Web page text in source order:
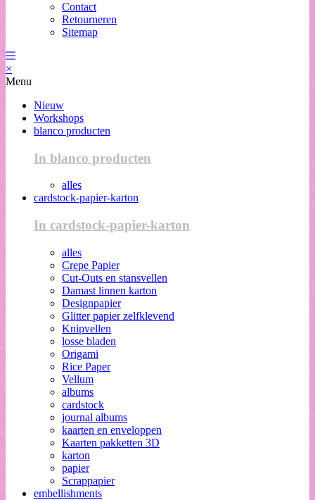
Contact
Retourneren
Sitemap
×
Menu
Nieuw
Workshops
blanco producten
In blanco producten
alles
cardstock-papier-karton
In cardstock-papier-karton
alles
Crepe Papier
Cut-Outs en stansvellen
Damast linnen karton
Designpapier
Glitter papier zelfklevend
Knipvellen
losse bladen
Origami
Rice Paper
Vellum
albums
cardstock
journal albums
kaarten en enveloppen
Kaarten pakketten 3D
karton
papier
Scrappapier
embellishments